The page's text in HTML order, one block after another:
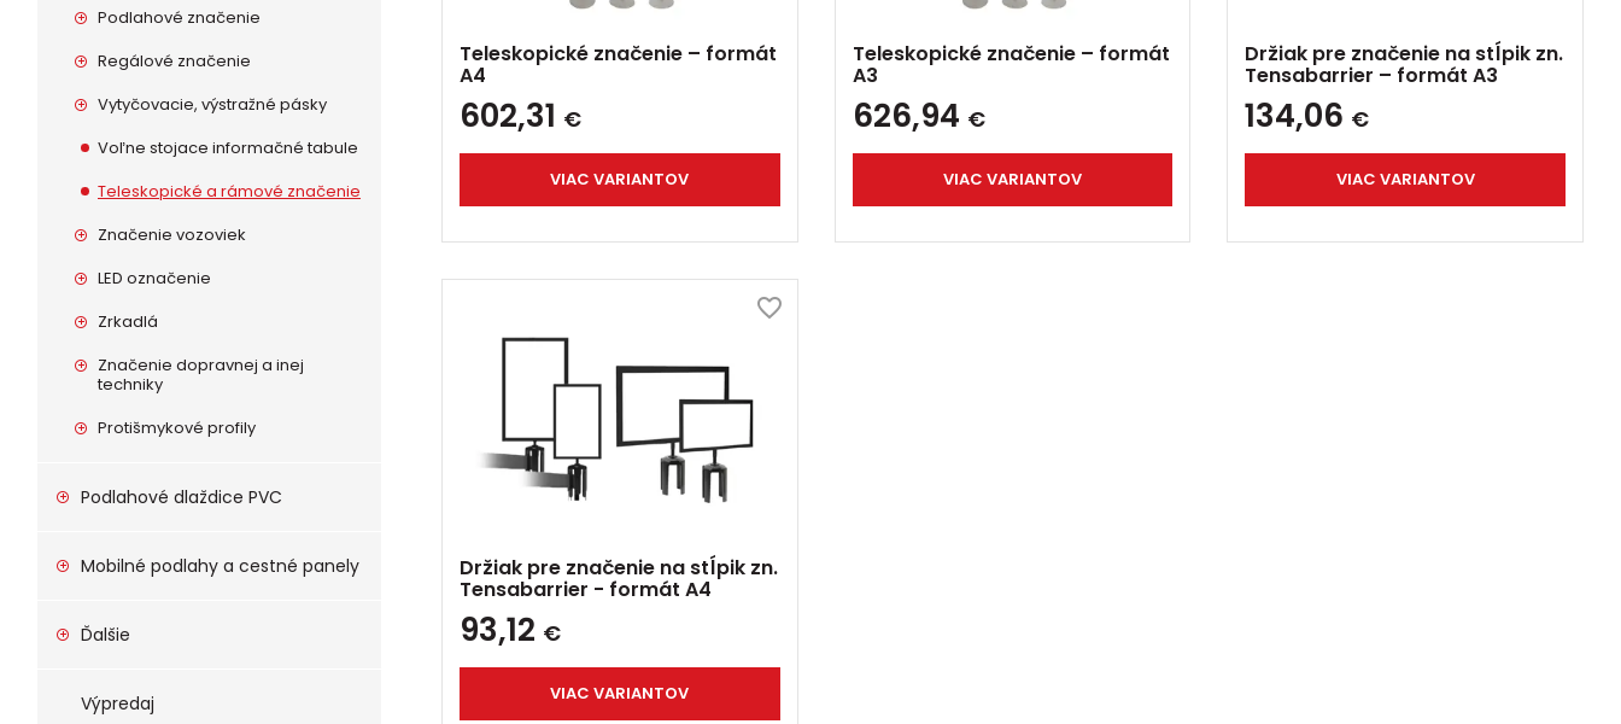
Podlahové značenie
Regálové značenie
Vytyčovacie, výstražné pásky
Voľne stojace informačné tabule
Teleskopické a rámové značenie
Značenie vozoviek
LED označenie
Zrkadlá
Značenie dopravnej a inej
techniky
Protišmykové profily
Podlahové dlaždice PVC
Mobilné podlahy a cestné panely
Ďalšie
Výpredaj
Teleskopické značenie – formát
A4
602,31 €
VIAC VARIANTOV
Teleskopické značenie – formát
A3
626,94 €
VIAC VARIANTOV
Držiak pre značenie na stĺpik zn.
Tensabarrier – formát A3
134,06 €
VIAC VARIANTOV
Držiak pre značenie na stĺpik zn.
Tensabarrier - formát A4
93,12 €
VIAC VARIANTOV